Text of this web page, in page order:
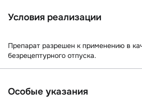
Условия реализации
Препарат разрешен к применению в
безрецептурного отпуска.
Особые указания